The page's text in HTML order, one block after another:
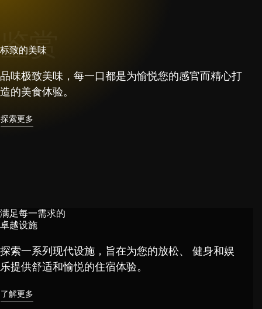
鉴赏
标致的美味
品味极致美味，每一口都是为愉悦您的感官而精心打
造的美食体验。
探索更多
满足每一需求的
卓越设施
探索一系列现代设施，旨在为您的放松、
健身和娱
乐提供舒适和愉悦的住宿体验。
了解更多